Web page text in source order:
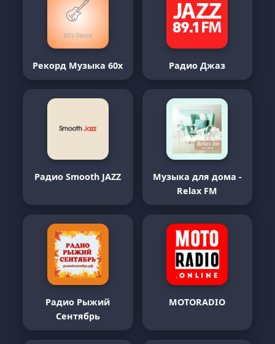
Рекорд Музыка 60х Радио Джаз
Радио Smooth JAZZ
Музыка для дома -
Relax FM
Радио Рыжий
Сентябрь
MOTORADIO